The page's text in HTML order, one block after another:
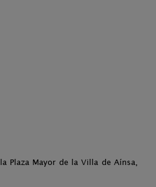
Plaza Mayor de la Villa de Aínsa,